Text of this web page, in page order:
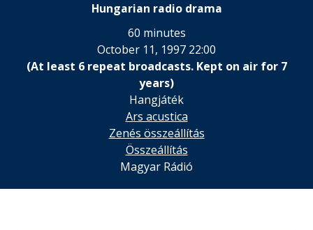
Hungarian radio drama
60 minutes
October 11, 1997 22:00
(At least 6 repeat broadcasts. Kept on air for 7
years)
Hangjáték
Ars acustica
Zenés összeállítás
Összeállítás
Magyar Rádió